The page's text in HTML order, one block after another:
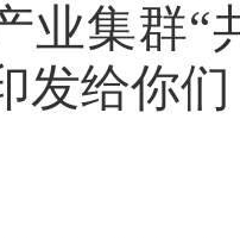
业集群
发给你